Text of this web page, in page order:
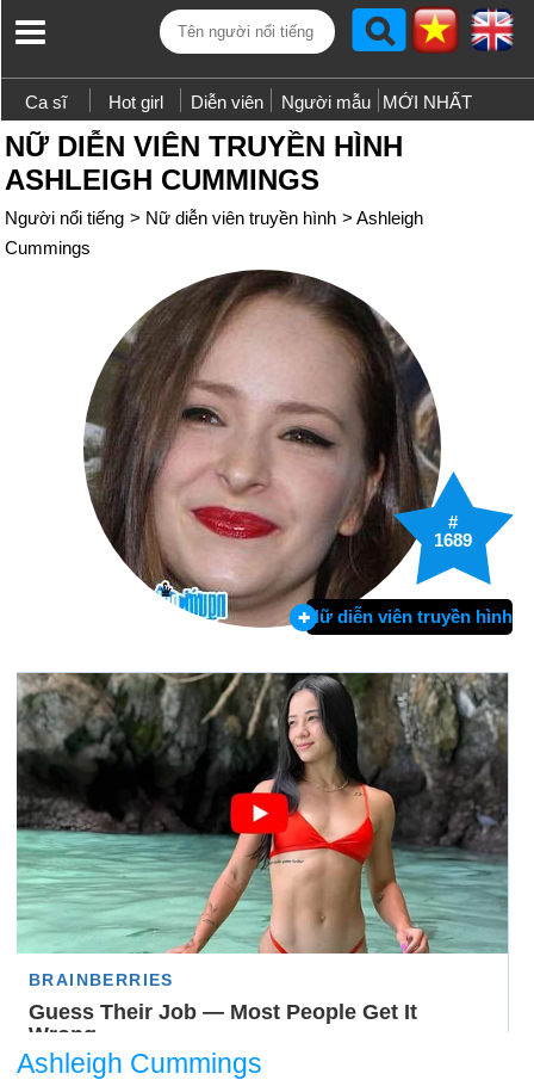
Ca sĩ Hot girl Diễn viên Người mẫu MỚI NHẤT
NỮ DIỄN VIÊN TRUYỀN HÌNH
ASHLEIGH CUMMINGS
Người nổi tiếng > Nữ diễn viên truyền hình > Ashleigh
Cummings
#
1689
Nữ diễn viên truyền hình
Ashleigh Cummings